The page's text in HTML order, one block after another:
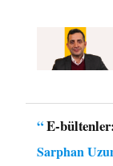
“E-
Sarphan